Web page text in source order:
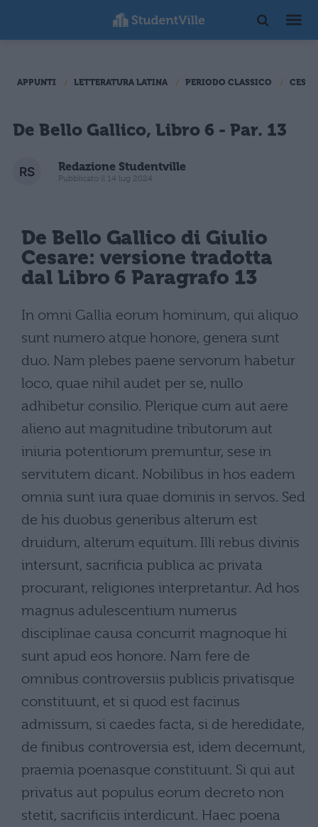
APPUNTI LETTERATURA LATINA PERIODO CLASSICO
De Bello Gallico, Libro 6 - Par. 13
Redazione Studentville
Pubblicato il 14 lug 2024
De Bello Gallico di Giulio
Cesare: versione tradotta
dal Libro 6 Paragrafo 13
In omni Gallia eorum hominum, qui aliquo
sunt numero atque honore, genera sunt
duo. Nam plebes paene servorum habetur
loco, quae nihil audet per se, nullo
adhibetur consilio. Plerique cum aut aere
alieno aut magnitudine tributorum aut
iniuria potentiorum premuntur, sese in
servitutem dicant. Nobilibus in hos eadem
omnia sunt iura quae dominis in servos. Sed
de his duobus generibus alterum est
druidum, alterum equitum. Illi rebus divinis
intersunt, sacrificia publica ac privata
procurant, religiones interpretantur. Ad hos
magnus adulescentium numerus
disciplinae causa concurrit magnoque hi
sunt apud eos honore. Nam fere de
omnibus controversiis publicis privatisque
constituunt, et si quod est facinus
admissum, si caedes facta, si de heredidate,
de finibus controversia est, idem decernunt,
praemia poenasque constituunt. Si qui aut
privatus aut populus eorum decreto non
stetit, sacrificiis interdicunt. Haec poena